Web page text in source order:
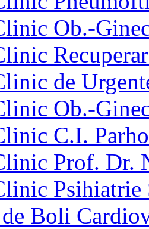
Ob.-
de
Ob.-
C.I.
Prof. Dr.
Psihiatrie
Boli